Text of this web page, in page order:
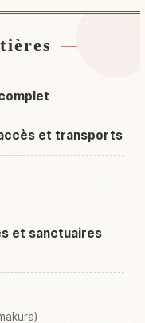
Kamakura,
et transports
et sanctuaires